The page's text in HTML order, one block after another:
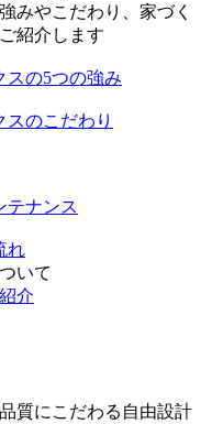
みやこだわり、家づく
紹介します
スの5つの強み
スのこだわり
テナンス
れ
いて
介
質にこだわる自由設計